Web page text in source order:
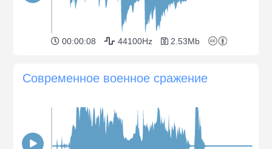
00:00:08 44100Hz 2.53Mb
Современное военное сражение